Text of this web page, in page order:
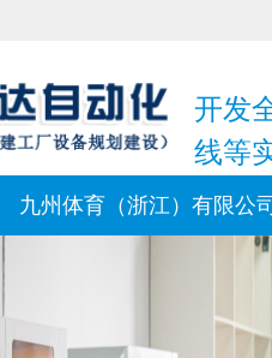
九州体育（浙江）有限公
开发
线等